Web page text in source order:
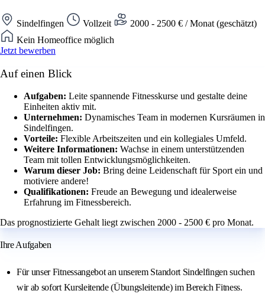
Sindelfingen Vollzeit
2000 - 2500 € / Monat (geschätzt)
Kein Homeoffice möglich
Jetzt bewerben
Auf einen Blick
Aufgaben: Leite spannende Fitnesskurse und gestalte deine
Einheiten aktiv mit.
Unternehmen: Dynamisches Team in modernen Kursräumen in
Sindelfingen.
Vorteile: Flexible Arbeitszeiten und ein kollegiales Umfeld.
Weitere Informationen: Wachse in einem unterstützenden
Team mit tollen Entwicklungsmöglichkeiten.
Warum dieser Job: Bring deine Leidenschaft für Sport ein und
motiviere andere!
Qualifikationen: Freude an Bewegung und idealerweise
Erfahrung im Fitnessbereich.
Das prognostizierte Gehalt liegt zwischen 2000 - 2500 € pro Monat.
Ihre Aufgaben
Für unser Fitnessangebot an unserem Standort Sindelfingen suchen
wir ab sofort Kursleitende (Übungsleitende) im Bereich Fitness.